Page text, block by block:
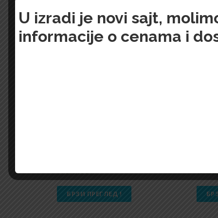
RELATED PRODUCTS
11.800,00Din.
БРЗИ ПРЕГЛЕД !
U izradi je novi sajt,
informacije o cenama i